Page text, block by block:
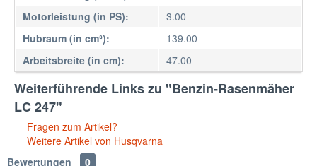
Motorleistung (in PS):
3.00
Hubraum (in cm³):
139.00
Arbeitsbreite (in cm):
47.00
Weiterführende Links zu "Benzin-Rasenmäher
LC 247"
Fragen zum Artikel?
Weitere Artikel von Husqvarna
Bewertungen
0